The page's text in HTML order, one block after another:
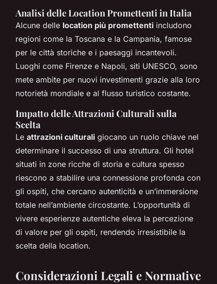
Analisi delle Location Promettenti in Italia
Alcune delle location più promettenti includono
regioni come la Toscana e la Campania, famose
per le città storiche e i paesaggi incantevoli.
Luoghi come Firenze e Napoli, siti UNESCO, sono
mete ambite per nuovi investimenti grazie alla loro
notorietà mondiale e al flusso turistico costante.
Impatto delle Attrazioni Culturali sulla
Scelta
Le attrazioni culturali giocano un ruolo chiave nel
determinare il successo di una struttura. Gli hotel
situati in zone ricche di storia e cultura spesso
riescono a stabilire una connessione profonda con
gli ospiti, che cercano autenticità e un’immersione
totale nell’ambiente circostante. L’opportunità di
vivere esperienze autentiche eleva la percezione
di valore per gli ospiti, rendendo irresistibile la
scelta della location.
Considerazioni Legali e Normative